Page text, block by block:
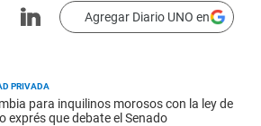
Agregar Diario UNO en
PRIVADA
para inquilinos morosos con la ley de
exprés que debate el Senado